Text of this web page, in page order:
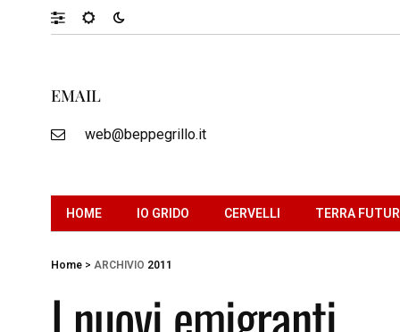
EMAIL
web@beppegrillo.it
HOME IO GRIDO CERVELLI TERRA
Home > ARCHIVIO 2011